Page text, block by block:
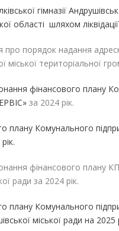
гімназії
області шляхом
порядок надання
територіальної
фінансового плану
за 2024 рік.
плану Комунального
фінансового плану
ради за 2024 рік.
плану Комунального
міської ради на 2025